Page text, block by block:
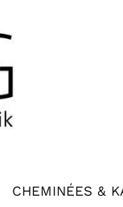
CHEMINÉES &